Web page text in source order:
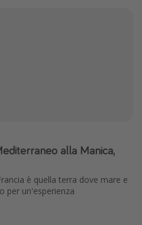
alla Manica,
è quella terra dove mare e
per un'esperienza